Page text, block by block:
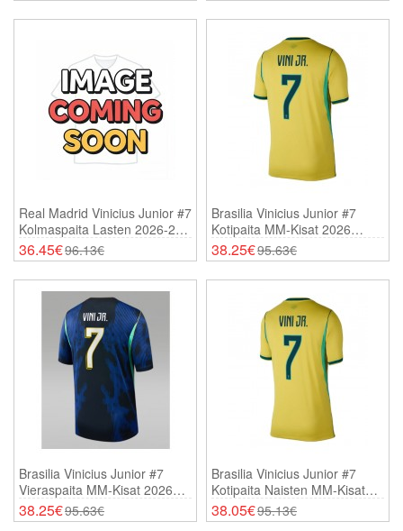
Real Madrid Vinicius Junior #7
Kolmaspaita Lasten 2026-27
Lyhythihainen (+ Shortsit)
36.45€96.13€
Brasilia Vinicius Junior #7
Kotipaita MM-Kisat 2026
Lyhythihainen
38.25€95.63€
Brasilia Vinicius Junior #7
Vieraspaita MM-Kisat 2026
Lyhythihainen
38.25€95.63€
Brasilia Vinicius Junior #7
Kotipaita Naisten MM-Kisat
2026 Lyhythihainen
38.05€95.13€